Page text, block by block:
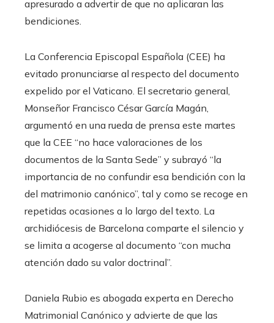
apresurado a advertir de que no aplicaran las
bendiciones.
La Conferencia Episcopal Española (CEE) ha
evitado pronunciarse al respecto del documento
expelido por el Vaticano. El secretario general,
Monseñor Francisco César García Magán,
argumentó en una rueda de prensa este martes
que la CEE “no hace valoraciones de los
documentos de la Santa Sede” y subrayó “la
importancia de no confundir esa bendición con la
del matrimonio canónico”, tal y como se recoge en
repetidas ocasiones a lo largo del texto. La
archidiócesis de Barcelona comparte el silencio y
se limita a acogerse al documento “con mucha
atención dado su valor doctrinal”.
Daniela Rubio es abogada experta en Derecho
Matrimonial Canónico y advierte de que las